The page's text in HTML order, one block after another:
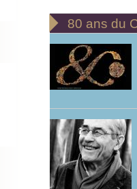
 80 ans du